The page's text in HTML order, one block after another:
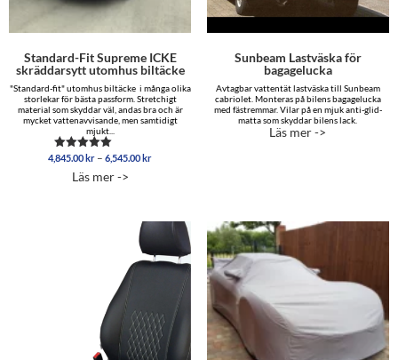
Standard-Fit Supreme ICKE
skräddarsytt utomhus biltäcke
"Standard-fit" utomhus biltäcke i många olika
storlekar för bästa passform. Stretchigt
material som skyddar väl, andas bra och är
mycket vattenavvisande, men samtidigt
mjukt...
Betygsatt
av 5
4,845.00 kr – 6,545.00 krPrisintervall:
Läs mer ->
Sunbeam Lastväska för
bagagelucka
Avtagbar vattentät lastväska till Sunbeam
cabriolet. Monteras på bilens bagagelucka
med fästremmar. Vilar på en mjuk anti-glid-
matta som skyddar bilens lack.
Läs mer ->